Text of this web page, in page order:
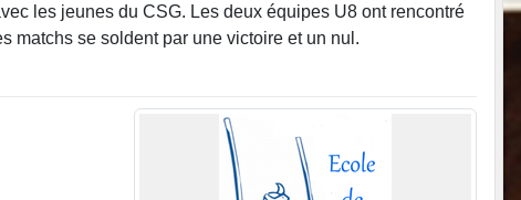
les jeunes du CSG. Les deux équipes U8 ont rencontré
matchs se soldent par une victoire et un nul.